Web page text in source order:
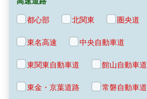
都心部 北関東 圏央道
東名高速 中央自動車道
東関東自動車道 館山自動車道
東金・京葉道路 常磐自動車道